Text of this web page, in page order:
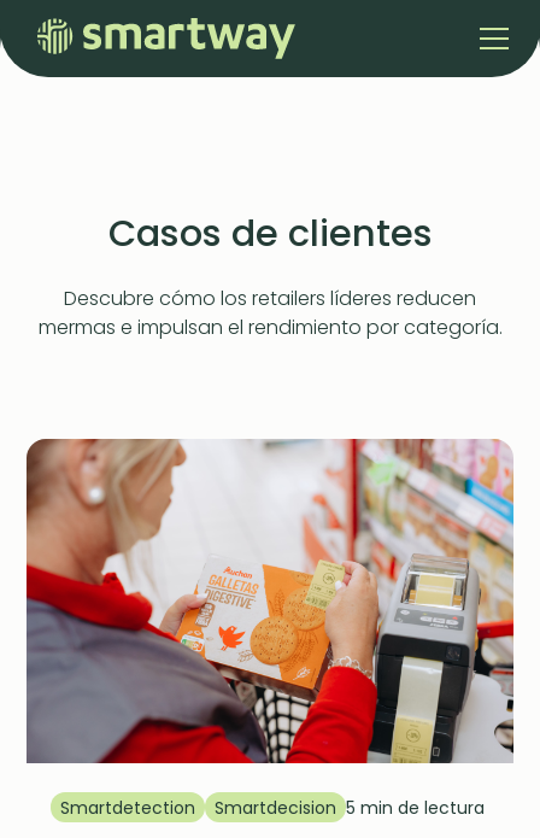
Casos de clientes
Descubre cómo los retailers líderes reducen
mermas e impulsan el rendimiento por categoría.
Smartdetection Smartdecision 5 min de lectura